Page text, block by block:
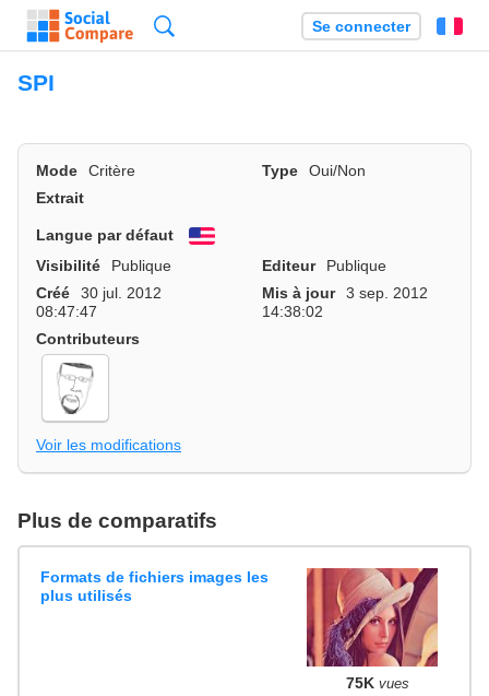
Se connecter
SPI
Mode Critère Type
Oui/Non
Extrait
Langue par défaut
English
Visibilité
Publique Editeur
Publique
Créé
30 jul. 2012
08:47:47
Mis à jour
3 sep. 2012
14:38:02
Contributeurs
Voir les modifications
Plus de comparatifs
Formats de fichiers images les
plus utilisés
75K vues